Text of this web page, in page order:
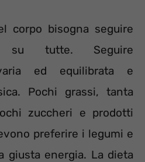
corpo bisogna seguire
su tutte. Seguire
varia ed equilibrata e
Pochi grassi, tanta
zuccheri e prodotti
preferire i legumi e
giusta energia. La dieta